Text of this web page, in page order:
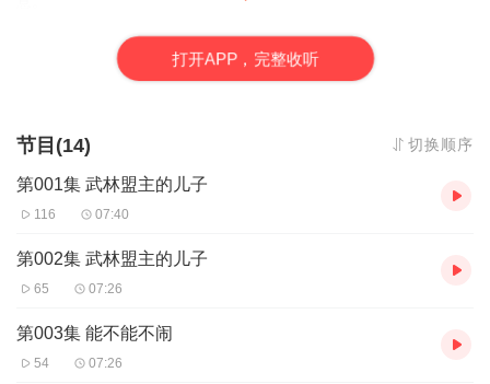
的时空中，零落成泥。
可是最终沦为神以后，我开始怀念，人间的生活……
打开APP，完整收听
节目(14) 切换顺序
第001集 武林盟主的儿子
116 07:40
第002集 武林盟主的儿子
65 07:26
第003集 能不能不闹
54 07:26